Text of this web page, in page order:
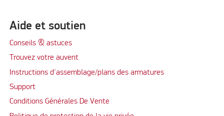
Aide et soutien
Conseils & astuces
Trouvez votre auvent
Instructions d'assemblage/plans des armatures
Support
Conditions Générales De Vente